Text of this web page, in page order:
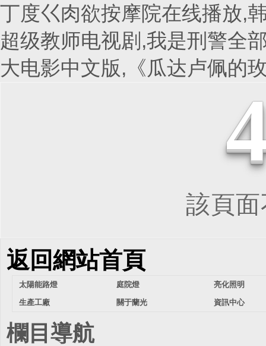
丁度巜肉欲按摩院在线播放,
超级教师电视剧,我是刑警全
大电影中文版,《瓜达卢佩的
該頁面
返回網站首頁
太陽能路燈 庭院燈
亮化照明
生產工廠
關于蘭光 資訊中心
欄目導航